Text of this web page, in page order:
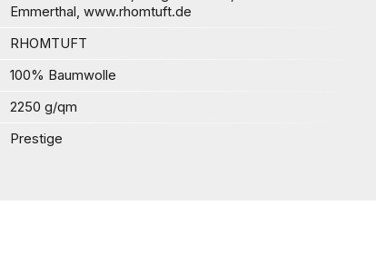
Emmerthal, www.rhomtuft.de
RHOMTUFT
100% Baumwolle
2250 g/qm
Prestige